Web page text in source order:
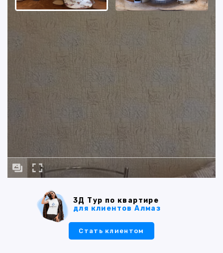
3Д Тур по квартире
для клиентов Алмаз
Стать клиентом